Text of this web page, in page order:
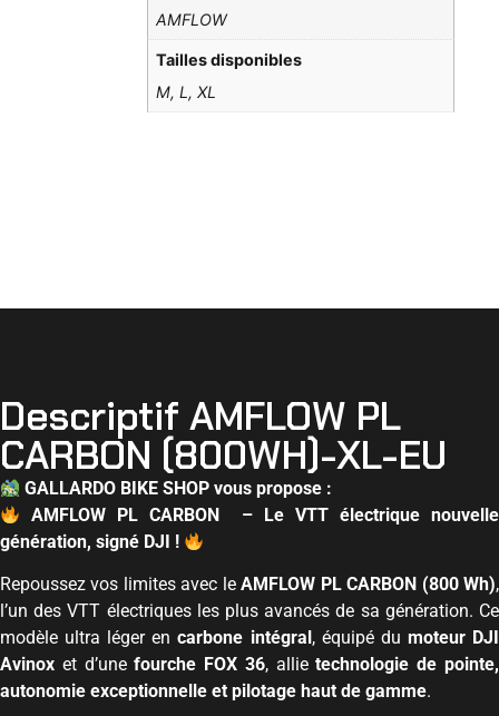
AMFLOW
Tailles disponibles
M, L, XL
Descriptif AMFLOW PL
CARBON (800WH)-XL-EU
GALLARDO BIKE SHOP vous propose :
AMFLOW PL CARBON – Le VTT électrique nouvelle
génération, signé DJI !
Repoussez vos limites avec leAMFLOW PL CARBON (800 Wh),
l’un des VTT électriques les plus avancés de sa génération. Ce
modèle ultra léger encarbone intégral , équipé du moteur DJI
Avinox et d’unefourche FOX 36, allietechnologie de pointe,
autonomie exceptionnelle et pilotage haut de gamme.